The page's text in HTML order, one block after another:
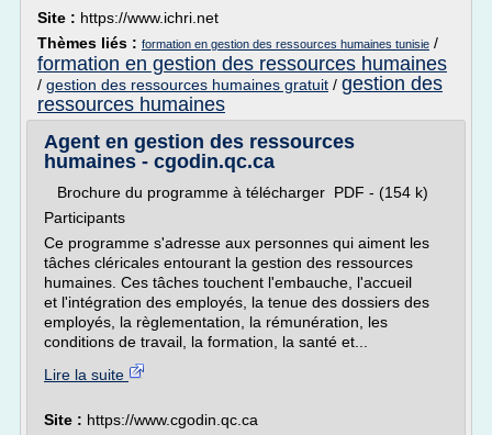
Site : https://www.ichri.net
Thèmes liés : formation en gestion des ressources humaines tunisie /
formation en gestion des ressources humaines
/ gestion des ressources humaines gratuit / gestion des
ressources humaines
Agent en gestion des ressources
humaines - cgodin.qc.ca
Brochure du programme à télécharger PDF - (154 k)
Participants
Ce programme s'adresse aux personnes qui aiment les
tâches cléricales entourant la gestion des ressources
humaines. Ces tâches touchent l'embauche, l'accueil
et l'intégration des employés, la tenue des dossiers des
employés, la règlementation, la rémunération, les
conditions de travail, la formation, la santé et...
Lire la suite
Site : https://www.cgodin.qc.ca